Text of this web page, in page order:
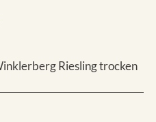
Riesling trocken